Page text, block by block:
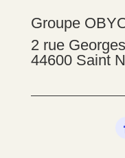
Groupe
2 rue
44600 Saint